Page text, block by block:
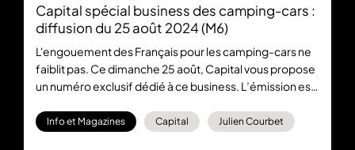
Capital spécial business des camping-cars :
diffusion du 25 août 2024 (M6)
L'engouement des Français pour les camping-cars ne
faiblit pas. Ce dimanche 25 août, Capital vous propose
un numéro exclusif dédié à ce business. L’émission est
replay est disponible sur la plateforme M6+.
Info et Magazines Capital Julien Courbet